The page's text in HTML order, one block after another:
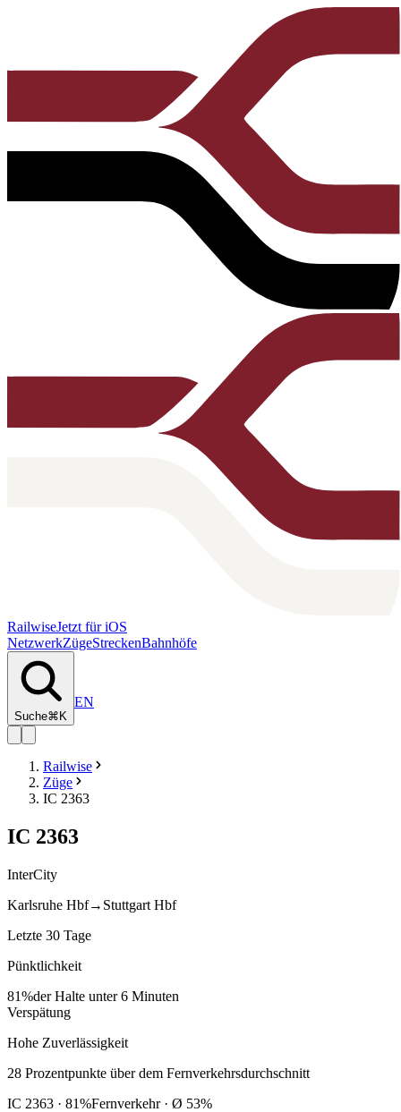
RailwiseJetzt für iOS
NetzwerkZügeStreckenBahnhöfe
Suche⌘K
EN
Railwise
Züge
IC 2363
IC 2363
InterCity
Karlsruhe Hbf→ Stuttgart Hbf
Letzte 30 Tage
Pünktlichkeit
81%der Halte unter 6 Minuten
Verspätung
Hohe Zuverlässigkeit
28 Prozentpunkte über dem Fernverkehrsdurchschnitt
IC 2363 · 81%Fernverkehr · Ø 53%